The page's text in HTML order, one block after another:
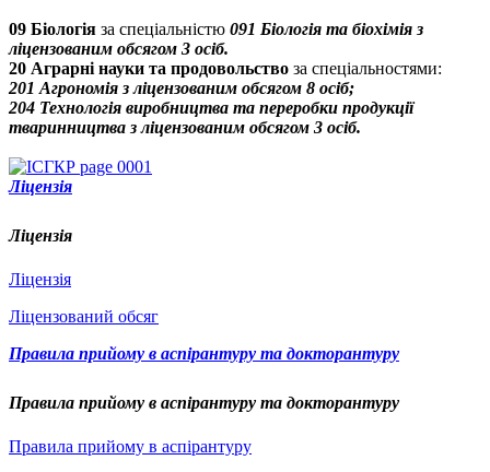
09 Біологія за спеціальністю 091 Біологія та біохімія з
ліцензованим обсягом 3 осіб.
20 Аграрні науки та продовольство за спеціальностями:
201 Агрономія з ліцензованим обсягом 8 осіб;
204 Технологія виробництва та переробки продукції
тваринництва з ліцензованим обсягом 3 осіб.
Ліцензія
Ліцензія
Ліцензія
Ліцензований обсяг
Правила прийому в аспірантуру та докторантуру
Правила прийому в аспірантуру та докторантуру
Правила прийому в аспірантуру